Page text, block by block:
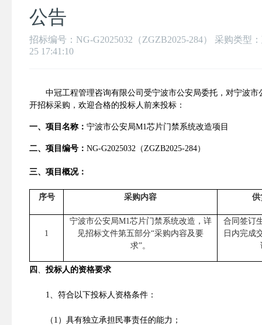
公告
招标编号：NG-G2025032（ZGZB2025-284） 采购类型
25 17:41:10
中冠工程管理咨询有限公司受宁波市公安局委托，对宁波市
开招标采购， 欢迎合格的投标人前来投标 ：
一、项目名称： 宁波市公安局M1芯片门禁系统改造项目
二、项目编号： NG-G2025032 （ZGZB2025-284）
三、项目概况：
序号 采购内容 供
1
宁波市公安局M1芯片门禁系统改造，详
见招标文件第五部分“采购内容及要
求”。
合同签订
日内完成
四 、 投标人的资格要求
1、 符合以下投标人资格条件 ：
（ 1 ） 具有独立承担民事责任的能力；